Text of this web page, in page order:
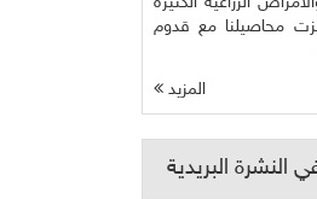
غزت محاصيلنا مع قدوم
المزيد
النشرة البريدية